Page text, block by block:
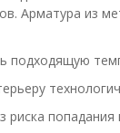
Арматура из
попадания